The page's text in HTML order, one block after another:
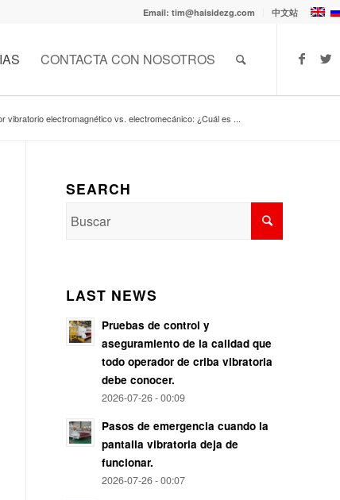
Email: tim@haisidezg.com 中文站
CONTACTA CON NOSOTROS
vibratorio electromagnético vs. electromecánico: ¿Cuál es ...
SEARCH
LAST NEWS
Pruebas de control y
aseguramiento de la calidad que
todo operador de criba vibratoria
debe conocer.
2026-07-26 - 00:09
Pasos de emergencia cuando la
pantalla vibratoria deja de
funcionar.
2026-07-26 - 00:07